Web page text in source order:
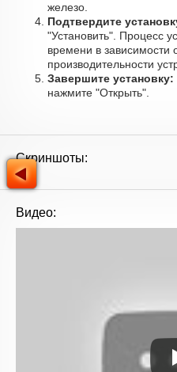
железо.
Подтвердите
"Установить". Процесс
времени в зависимости
производительности
Завершите установку:
нажмите "Открыть".
Скриншоты:
Видео: